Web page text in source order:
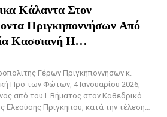
Κάλαντα Στον
Πριγκηποννήσων Από
Κασσιανή Η…
Γέρων Πριγκηποννήσων κ.
Πρo των Φώτων, 4 Ιανουαρίου 2026,
από του Ι. Βήματος στον Καθεδρικό
Ελεούσης Πριγκήπου, κατά την τέλεση…